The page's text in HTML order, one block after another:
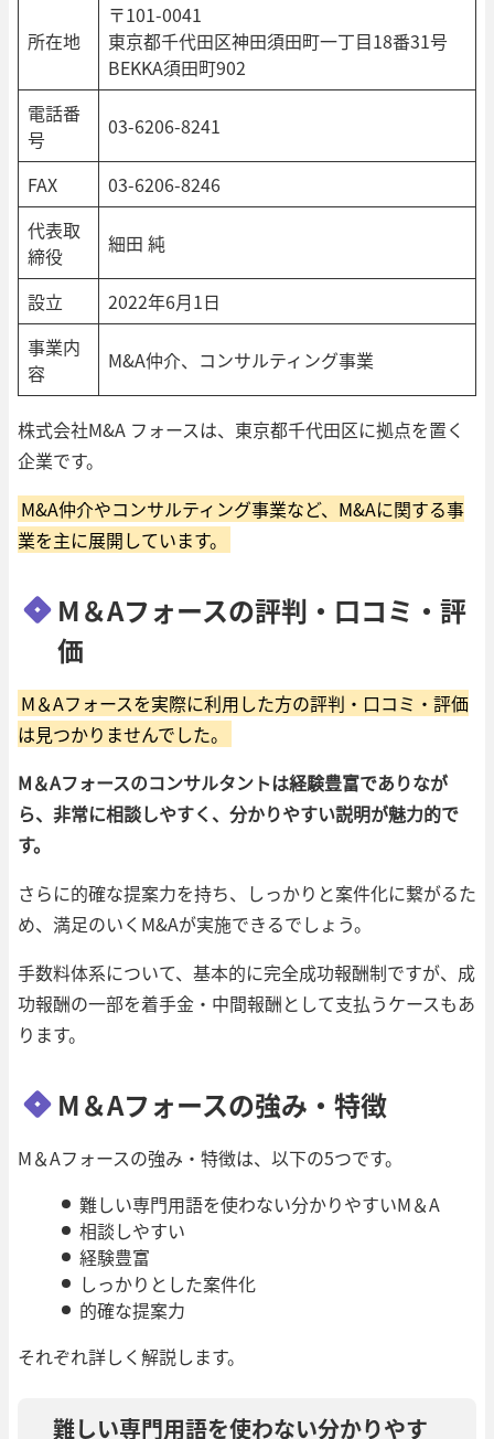
所在地
〒101-0041
東京都千代田区神田須田町一丁目18番31号
BEKKA須田町902
電話番
号
03-6206-8241
FAX
03-6206-8246
代表取
締役
細田 純
設立
2022年6月1日
事業内
容
M&A仲介、コンサルティング事業
株式会社M&A フォースは、東京都千代田区に拠点を置く
企業です。
M&A仲介やコンサルティング事業など、M&Aに関する事
業を主に展開しています。
M＆Aフォースの評判・口コミ・評
価
M＆Aフォースを実際に利用した方の評判・口コミ・評価
は見つかりませんでした。
M＆Aフォースのコンサルタントは経験豊富でありなが
ら、非常に相談しやすく、分かりやすい説明が魅力的で
す。
さらに的確な提案力を持ち、しっかりと案件化に繋がるた
め、満足のいくM&Aが実施できるでしょう。
手数料体系について、基本的に完全成功報酬制ですが、成
功報酬の一部を着手金・中間報酬として支払うケースもあ
ります。
M＆Aフォースの強み・特徴
M＆Aフォースの強み・特徴は、以下の5つです。
難しい専門用語を使わない分かりやすいM＆A
相談しやすい
経験豊富
しっかりとした案件化
的確な提案力
それぞれ詳しく解説します。
難しい専門用語を使わない分かりやす